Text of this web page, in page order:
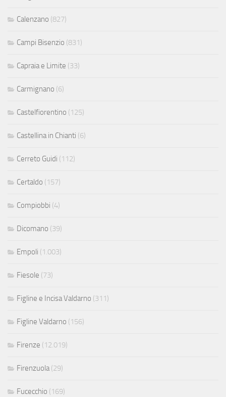
Calenzano (827)
Campi Bisenzio (831)
Capraia e Limite (33)
Carmignano (6)
Castelfiorentino (125)
Castellina in Chianti (6)
Cerreto Guidi (112)
Certaldo (157)
Compiobbi (4)
Dicomano (39)
Empoli (1.003)
Fiesole (73)
Figline e Incisa Valdarno (311)
Figline Valdarno (156)
Firenze (12.019)
Firenzuola(29)
Fucecchio (169)